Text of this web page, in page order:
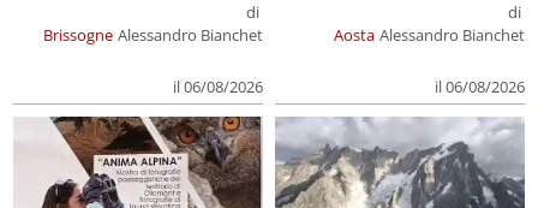
Brissogne
di
Alessandro Bianchet
il 06/08/2026
Aosta
di
Alessandro Bianchet
il 06/08/2026